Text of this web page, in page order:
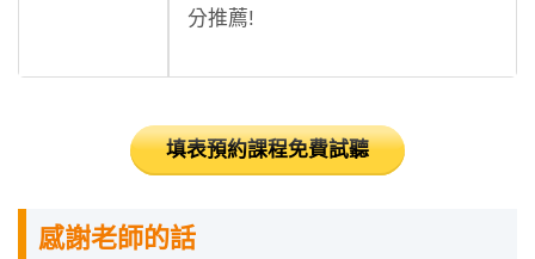
分推薦!
填表預約課程免費試聽
感謝老師的話